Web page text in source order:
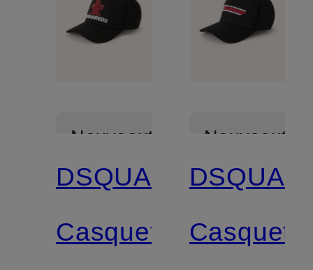
Nouveautés
DSQUARED2
Casquette
Nouveautés
Casquette